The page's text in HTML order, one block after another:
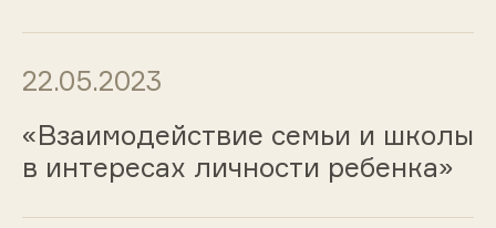
22.05.2023
«Взаимодействие семьи и школы
в интересах личности ребенка»